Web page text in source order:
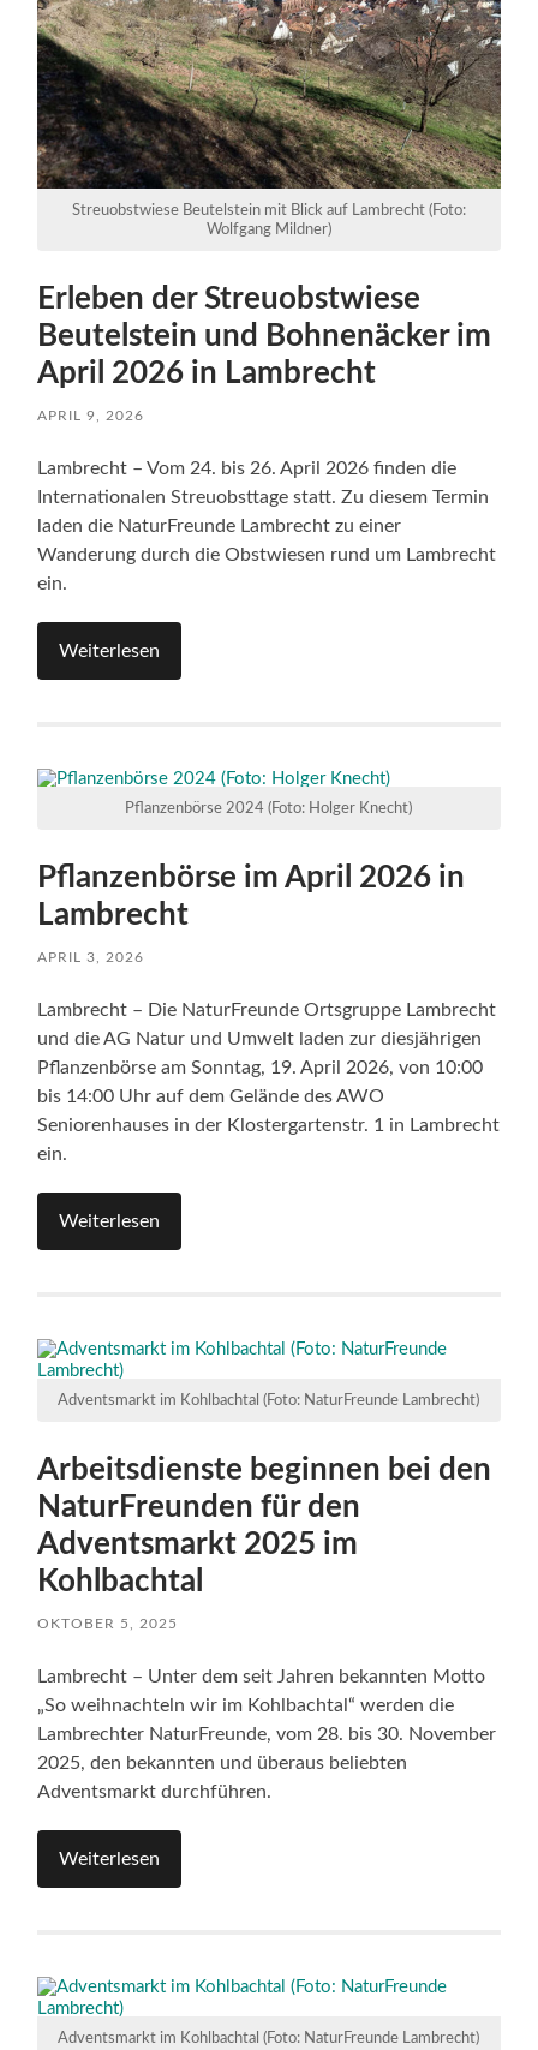
Streuobstwiese Beutelstein mit Blick auf Lambrecht (Foto:
Wolfgang Mildner)
Erleben der Streuobstwiese
Beutelstein und Bohnenäcker im
April 2026 in Lambrecht
APRIL 9, 2026
Lambrecht – Vom 24. bis 26. April 2026 finden die
Internationalen Streuobsttage statt. Zu diesem Termin
laden die NaturFreunde Lambrecht zu einer
Wanderung durch die Obstwiesen rund um Lambrecht
ein.
Weiterlesen
Pflanzenbörse 2024 (Foto: Holger Knecht)
Pflanzenbörse im April 2026 in
Lambrecht
APRIL 3, 2026
Lambrecht – Die NaturFreunde Ortsgruppe Lambrecht
und die AG Natur und Umwelt laden zur diesjährigen
Pflanzenbörse am Sonntag, 19. April 2026, von 10:00
bis 14:00 Uhr auf dem Gelände des AWO
Seniorenhauses in der Klostergartenstr. 1 in Lambrecht
ein.
Weiterlesen
Adventsmarkt im Kohlbachtal (Foto: NaturFreunde Lambrecht)
Arbeitsdienste beginnen bei den
NaturFreunden für den
Adventsmarkt 2025 im
Kohlbachtal
OKTOBER 5, 2025
Lambrecht – Unter dem seit Jahren bekannten Motto
„So weihnachteln wir im Kohlbachtal“ werden die
Lambrechter NaturFreunde, vom 28. bis 30. November
2025, den bekannten und überaus beliebten
Adventsmarkt durchführen.
Weiterlesen
Adventsmarkt im Kohlbachtal (Foto: NaturFreunde Lambrecht)